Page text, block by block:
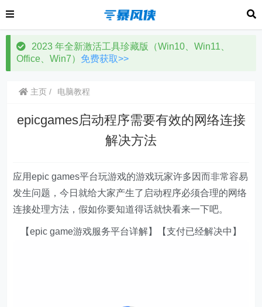
2023 年全新激活工具珍藏版（Win10、Win11、
Office、Win7） 免费获取>>
主页 电脑教程
epicgames启动程序需要有效的网络连接
解决方法
应用epic games平台玩游戏的游戏玩家许多因而非常容易
发生问题，今日就给大家产生了启动程序必须合理的网络
连接处理方法，假如你要知道得话就快看来一下吧。
【epic game游戏服务平台详解】【支付已经解决中】